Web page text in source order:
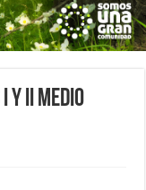
y II Medio